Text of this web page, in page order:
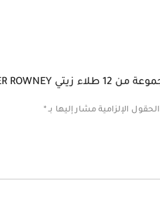
الحقول الإلزامية مشار إليها بـ*